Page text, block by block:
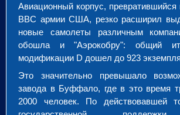
Авиационный корпус, превратившийся
ВВС армии США, резко расширил
новые самолеты различным
обошла и "Аэрокобру": общий
модификации D дошел до 923
Это значительно превышало
завода в Буффало, где в это время
2000 человек. По действовавшей